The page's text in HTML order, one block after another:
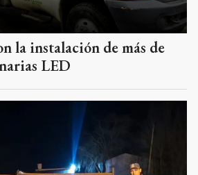
la instalación de más de
LED